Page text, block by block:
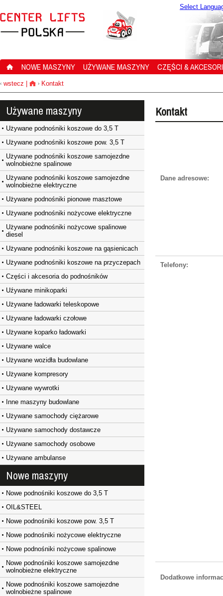
Select
NOWE MASZYNY UŻYWANE MASZYNY CZĘŚCI &
‹ wstecz › Kontakt
Używane maszyny
Używane podnośniki koszowe do 3,5 T
Używane podnośniki koszowe pow. 3,5 T
Używane podnośniki koszowe samojezdne
wolnobieżne spalinowe
Używane podnośniki koszowe samojezdne
wolnobieżne elektryczne
Używane podnośniki pionowe masztowe
Używane podnośniki nożycowe elektryczne
Używane podnośniki nożycowe spalinowe
diesel
Używane podnośniki koszowe na gąsienicach
Używane podnośniki koszowe na przyczepach
Części i akcesoria do podnośników
Uźywane minikoparki
Używane ładowarki teleskopowe
Używane ładowarki czołowe
Używane koparko ładowarki
Używane walce
Używane wozidła budowlane
Używane kompresory
Używane wywrotki
Inne maszyny budowlane
Używane samochody ciężarowe
Używane samochody dostawcze
Używane samochody osobowe
Używane ambulanse
Nowe maszyny
Nowe podnośniki koszowe do 3,5 T
OIL&STEEL
Nowe podnośniki koszowe pow. 3,5 T
Nowe podnośniki nożycowe elektryczne
Nowe podnośniki nożycowe spalinowe
Nowe podnośniki koszowe samojezdne
wolnobieżne elektryczne
Nowe podnośniki koszowe samojezdne
wolnobieżne spalinowe
Kontakt
Dane adresowe:
Telefony:
Dodatkowe